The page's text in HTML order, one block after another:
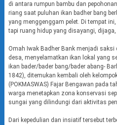
di antara rumpun bambu dan
riang saat puluhan ikan badher bang
yang menggenggam pelet. Di tempat
tapi ruang hidup yang disayangi,
Omah Iwak Badher Bank menjadi
desa, menyelamatkan ikan lokal yang
ikan bader/bader bang/bader abang-
1842), ditemukan kembali oleh
(POKMASWAS) Fajar Bengawan pada
warga menetapkan zona konservasi
sungai yang dilindungi dari aktivitas
Dari kepedulian dan insiatif tersebut